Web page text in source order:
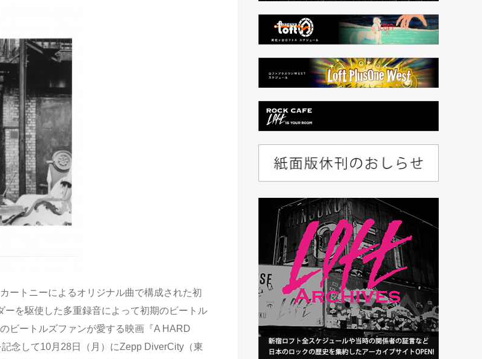
ートニーによるオリジナル曲で構成された初
を駆使した多重録音によって初期のビートル
ビートルズファンが愛する映画『A HARD
念して10月28日（月）にZepp DiverCity（東